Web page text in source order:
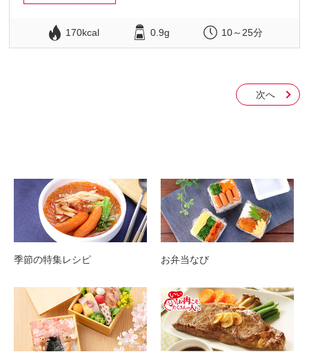
170kcal 0.9g 10～25分
次へ
季節の特集レシピ お弁当なび